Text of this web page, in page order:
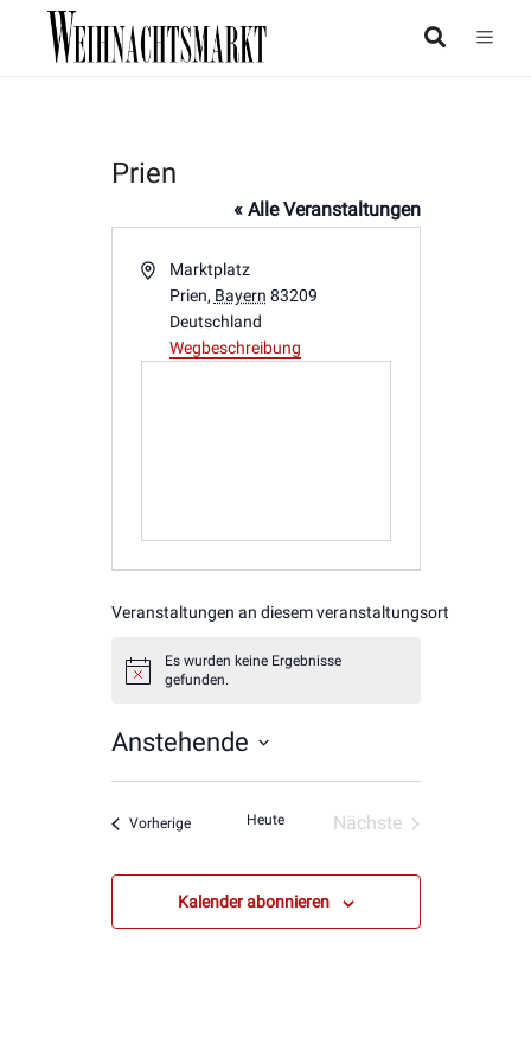
Prien
« Alle Veranstaltungen
AdresseMarktplatz
Prien, Bayern 83209
Deutschland
Wegbeschreibung
Veranstaltungen an diesem veranstaltungsort
Hinweis
Es wurden keine Ergebnisse
gefunden.
Anstehende
Datum
VorherigeVeranstaltungen
Heute
Nächste
Kalender abonnieren